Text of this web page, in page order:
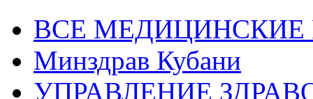
ВСЕ МЕДИЦИНСКИЕ
Минздрав Кубани
УПРАВЛЕНИЕ